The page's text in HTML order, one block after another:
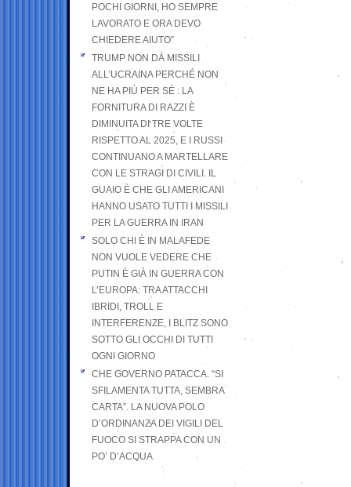
POCHI GIORNI, HO SEMPRE
LAVORATO E ORA DEVO
CHIEDERE AIUTO”
TRUMP NON DÀ MISSILI
ALL’UCRAINA PERCHÉ NON
NE HA PIÙ PER SÉ : LA
FORNITURA DI RAZZI È
DIMINUITA DI TRE VOLTE
RISPETTO AL 2025, E I RUSSI
CONTINUANO A MARTELLARE
CON LE STRAGI DI CIVILI. IL
GUAIO È CHE GLI AMERICANI
HANNO USATO TUTTI I MISSILI
PER LA GUERRA IN IRAN
SOLO CHI È IN MALAFEDE
NON VUOLE VEDERE CHE
PUTIN È GIÀ IN GUERRA CON
L’EUROPA: TRA ATTACCHI
IBRIDI, TROLL E
INTERFERENZE, I BLITZ SONO
SOTTO GLI OCCHI DI TUTTI
OGNI GIORNO
CHE GOVERNO PATACCA. “SI
SFILAMENTA TUTTA, SEMBRA
CARTA”. LA NUOVA POLO
D’ORDINANZA DEI VIGILI DEL
FUOCO SI STRAPPA CON UN
PO’ D’ACQUA